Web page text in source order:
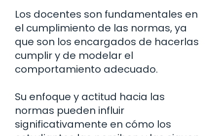
Los docentes son fundamentales en
el cumplimiento de las normas, ya
que son los encargados de hacerlas
cumplir y de modelar el
comportamiento adecuado.
Su enfoque y actitud hacia las
normas pueden influir
significativamente en cómo los